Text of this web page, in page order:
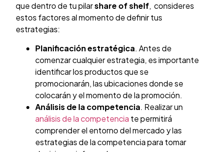
que dentro de tu pilarshare of shelf, consideres
estos factores al momento de definir tus
estrategias:
Planificación estratégica. Antes de
comenzar cualquier estrategia, es importante
identificar los productos que se
promocionarán, las ubicaciones donde se
colocarán y el momento de la promoción.
Análisis de la competencia. Realizar un
análisis de la competencia te permitirá
comprender el entorno del mercado y las
estrategias de la competencia para tomar